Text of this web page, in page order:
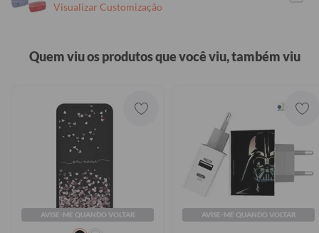
Visualizar Customização
Quem viu os produtos que você viu, também viu
AVISE-ME QUANDO VOLTAR AVISE-ME QUANDO VOLTAR